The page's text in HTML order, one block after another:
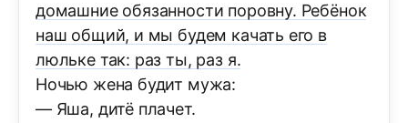
домашние обязанности поровну. Ребёнок
наш общий, и мы будем качать его в
люльке так: раз ты, раз я.
Ночью жена будит мужа:
— Яша, дитё плачет.